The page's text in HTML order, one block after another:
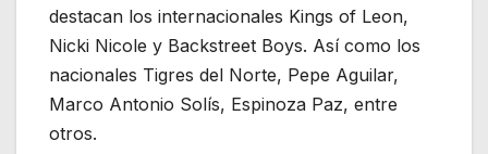
destacan los internacionales Kings of Leon,
Nicki Nicole y Backstreet Boys. Así como los
nacionales Tigres del Norte, Pepe Aguilar,
Marco Antonio Solís, Espinoza Paz, entre
otros.